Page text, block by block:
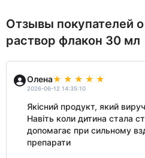
Отзывы покупателей
раствор флакон 30 мл
Олена
2026-06-12 14:35:10
Якісний продукт, який
Навіть коли дитина стала
допомагає при сильному
препарати